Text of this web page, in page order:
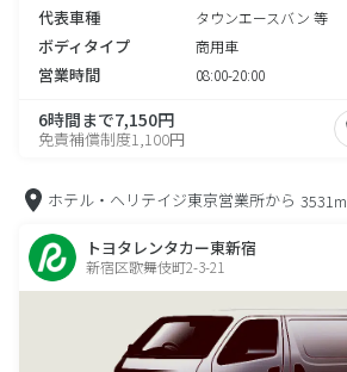
代表車種 タウンエースバン 等
ボディタイプ 商用車
営業時間 08:00-20:00
6時間まで7,150円
免責補償制度1,100円
ホテル・ヘリテイジ東京営業所から 3531m
トヨタレンタカー東新宿
新宿区歌舞伎町2-3-21